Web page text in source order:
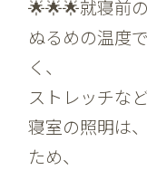
🌟🌟🌟就寝前
ぬるめの温度
く、
ストレッチな
寝室の照明は
ため、